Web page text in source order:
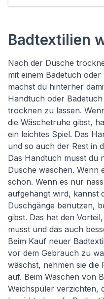
Badtextilien
Nach der Dusche
mit einem Badetuch
machst du hinterher
Handtuch oder
trocknen zu lassen.
die Wäschetruhe gibst,
ein leichtes Spiel. Das
und so auch der Rest in
Das Handtuch musst du
Dusche waschen. Wenn
schon. Wenn es nur
aufgehängt wird, kannst
Duschgänge benutzen,
gibst. Das hat den
musst und das auch
Beim Kauf neuer
vor dem Gebrauch zu
wäschst, nehmen sie die
auf. Beim Waschen von
Weichspüler verzichten,